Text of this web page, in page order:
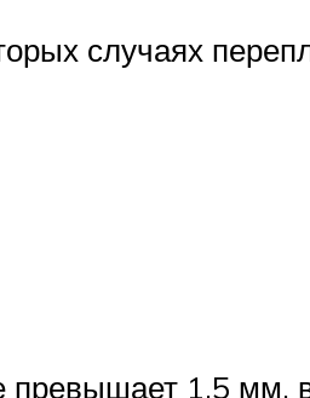
случаях
1,5 мм,